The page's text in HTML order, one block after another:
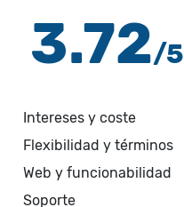
3.72/5
Intereses y coste
Flexibilidad y términos
Web y funcionabilidad
Soporte